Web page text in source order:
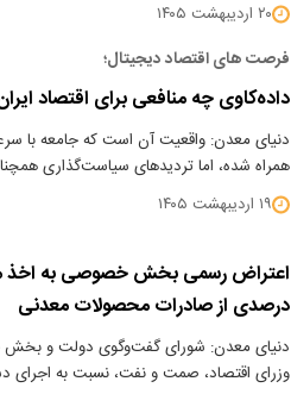
۲۰ اردیبهشت ۱۴۰۵
فرصت های اقتصاد دیجیتال؛
داده‌کاوی چه منافعی برای اقتصاد
دنیای معدن: واقعیت آن است که جامعه با
همراه شده، اما تردیدهای سیاست‌گذاری
۱۹ اردیبهشت ۱۴۰۵
اعتراض رسمی بخش خصوصی به اخذ
درصدی از صادرات محصولات معدنی
دنیای معدن: شورای گفت‌وگوی دولت و
وزرای اقتصاد، صمت و نفت، نسبت به اجرای